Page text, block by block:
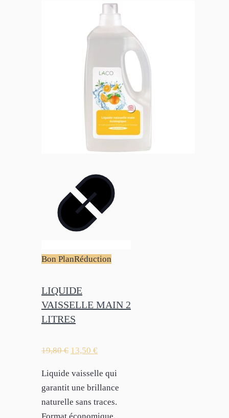
Bon PlanRéduction
LIQUIDE
VAISSELLE MAIN 2
LITRES
19,80€ 13,50 €
Liquide vaisselle qui
garantit une brillance
naturelle sans traces.
Format économique.